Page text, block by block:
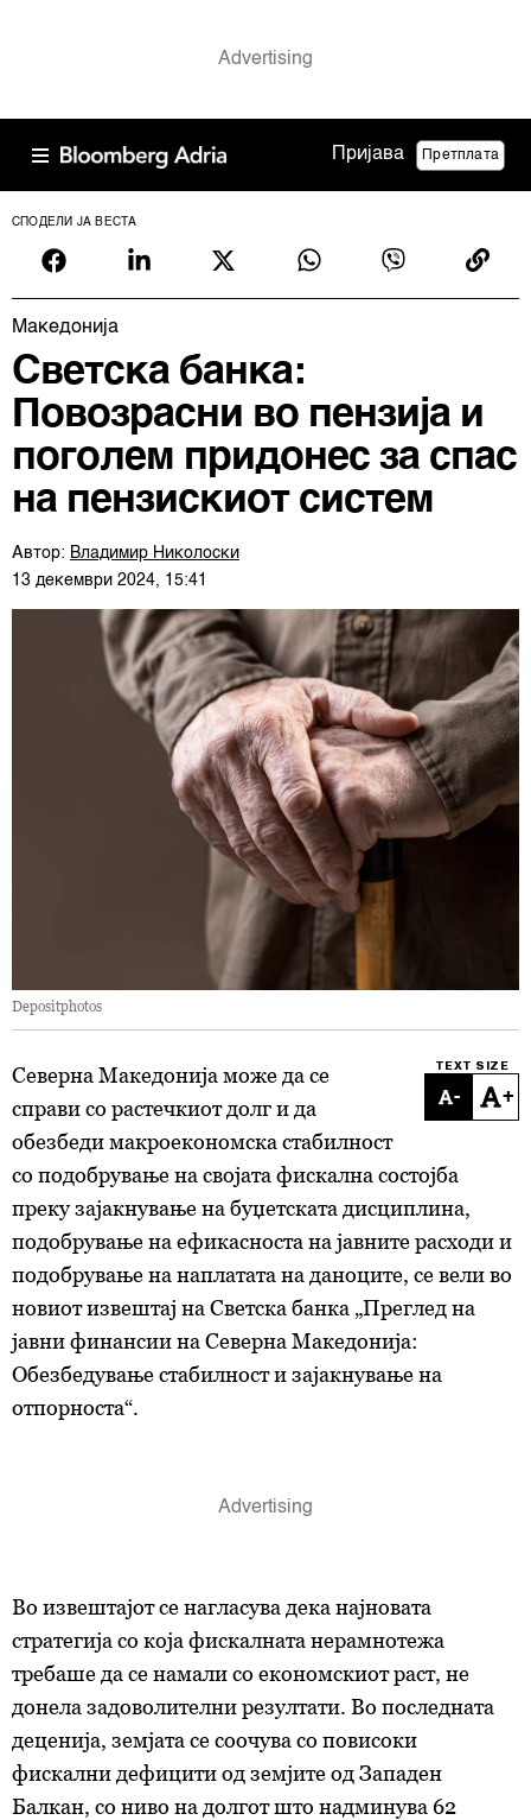
Пријава Претплата
СПОДЕЛИ ЈА ВЕСТА
Македонија
Светска банка:
Повозрасни во пензија и
поголем придонес за спас
на пензискиот систем
Автор: Владимир Николоски
13 декември 2024, 15:41
Depositphotos
TEXT SIZE
- +
Северна Македонија може да се
справи со растечкиот долг и да
обезбеди макроекономска стабилност
со подобрување на својата фискална состојба
преку зајакнување на буџетската дисциплина,
подобрување на ефикасноста на јавните расходи и
подобрување на наплатата на даноците, се вели во
новиот извештај на Светска банка „Преглед на
јавни финансии на Северна Македонија:
Обезбедување стабилност и зајакнување на
отпорноста“.
Во извештајот се нагласува дека најновата
стратегија со која фискалната нерамнотежа
требаше да се намали со економскиот раст, не
донела задоволителни резултати. Во последната
деценија, земјата се соочува со повисоки
фискални дефицити од земјите од Западен
Балкан, со ниво на долгот што надминува 62